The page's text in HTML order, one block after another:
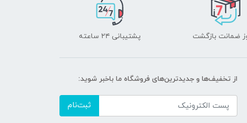
پشتیبانی ۲۴ ساعته
از تخفیف‌ها و جدیدترین‌های فروشگاه ما باخبر شوید:
ثبت‌نام